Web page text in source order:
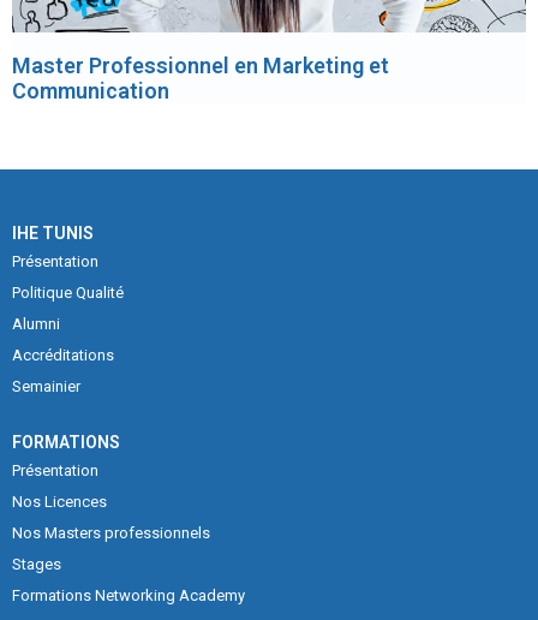
Master Professionnel en Administration des
Affaires
IHE TUNIS
Présentation
Politique Qualité
Alumni
Accréditations
Semainier
FORMATIONS
Présentation
Nos Licences
Nos Masters professionnels
Stages
Formations Networking Academy